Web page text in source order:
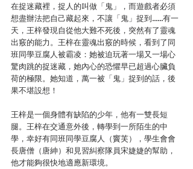
在捉迷藏裡，捉人的叫做「鬼」，而遊戲者必須
想盡辦法把自己藏起來，不讓「鬼」捉到……有一
天，王梓發現自從他大難不死後，突然有了靈魂
出竅的能力。王梓在靈魂出竅的時候，看到了同
班同學豆腐人被霸凌：她被迫玩著一場又一場心
驚肉跳的捉迷藏，她內心的恐懼早已超過心臟負
荷的極限。她知道，萬一被「鬼」捉到的話，後
果不堪設想！
王梓是一個身體有缺陷的少年，他有一雙長短
腿。王梓在交通意外後，轉學到一所陌生的中
學，幸好有同班同學豆腐人（竇芙），學生會會
長唐僧（唐紳）和見習糾察隊員宋婕婕的幫助，
他才能夠很快地適應新環境。